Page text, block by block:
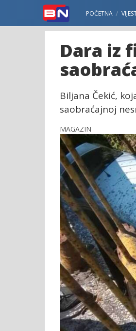
POČETNA
Dara iz
Biljana Čekić,
saobraćajnoj
MAGAZIN